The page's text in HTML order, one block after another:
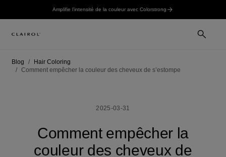
Amplifie l’intensité de la couleur avec Colorstrong
Blog
Hair Coloring
Comment empêcher la couleur des cheveux de s’estompe
2025-03-31
Comment empêcher la
couleur des cheveux de